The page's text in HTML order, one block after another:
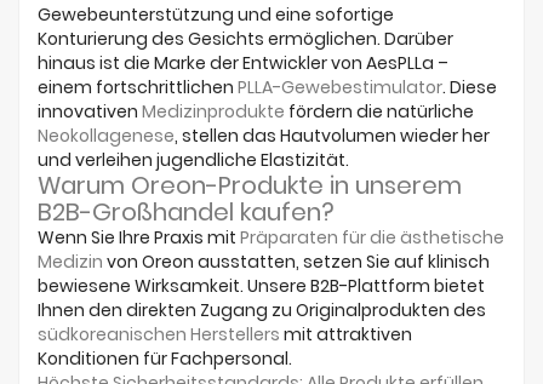
Gewebeunterstützung und eine sofortige
Konturierung des Gesichts ermöglichen. Darüber
hinaus ist die Marke der Entwickler von AesPLLa –
einem fortschrittlichen PLLA-Gewebestimulator. Diese
innovativen Medizinprodukte fördern die natürliche
Neokollagenese, stellen das Hautvolumen wieder her
und verleihen jugendliche Elastizität.
Warum Oreon-Produkte in unserem
B2B-Großhandel kaufen?
Wenn Sie Ihre Praxis mit Präparaten für die ästhetische
Medizin von Oreon ausstatten, setzen Sie auf klinisch
bewiesene Wirksamkeit. Unsere B2B-Plattform bietet
Ihnen den direkten Zugang zu Originalprodukten des
südkoreanischen Herstellers mit attraktiven
Konditionen für Fachpersonal.